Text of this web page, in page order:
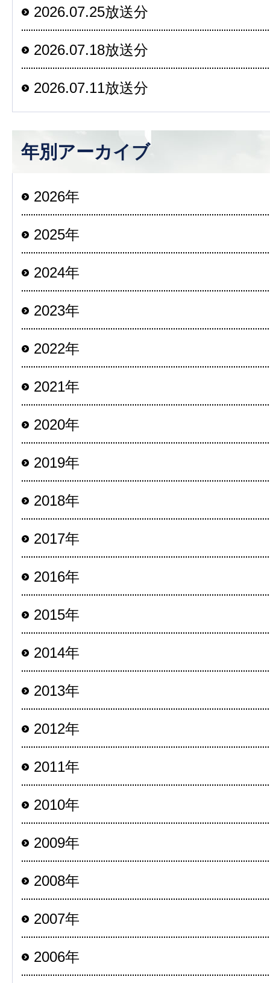
2026.07.25放送分
2026.07.18放送分
2026.07.11放送分
年別アーカイブ
2026年
2025年
2024年
2023年
2022年
2021年
2020年
2019年
2018年
2017年
2016年
2015年
2014年
2013年
2012年
2011年
2010年
2009年
2008年
2007年
2006年